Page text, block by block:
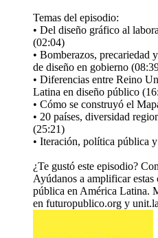
Temas del episodio:
• Del diseño gráfico al
(02:04)
• Bomberazos, precariedad
de diseño en gobierno
• Diferencias entre Reino
Latina en diseño público
• Cómo se construyó el
• 20 países, diversidad
(25:21)
• Iteración, política pública
¿Te gustó este episodio?
Ayúdanos a amplificar
pública en América Latina.
en futuropublico.org y